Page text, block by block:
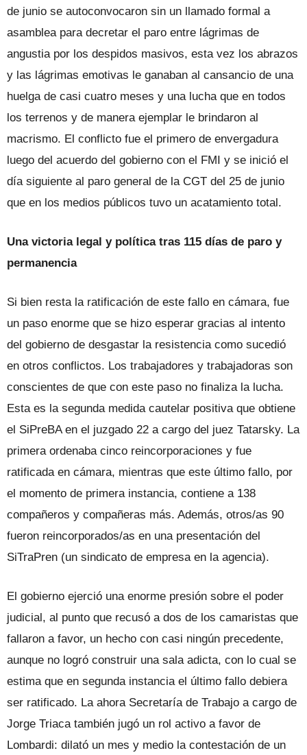
de junio se autoconvocaron sin un llamado formal a
asamblea para decretar el paro entre lágrimas de
angustia por los despidos masivos, esta vez los abrazos
y las lágrimas emotivas le ganaban al cansancio de una
huelga de casi cuatro meses y una lucha que en todos
los terrenos y de manera ejemplar le brindaron al
macrismo. El conflicto fue el primero de envergadura
luego del acuerdo del gobierno con el FMI y se inició el
día siguiente al paro general de la CGT del 25 de junio
que en los medios públicos tuvo un acatamiento total.
Una victoria legal y política tras 115 días de paro y
permanencia
Si bien resta la ratificación de este fallo en cámara, fue
un paso enorme que se hizo esperar gracias al intento
del gobierno de desgastar la resistencia como sucedió
en otros conflictos. Los trabajadores y trabajadoras son
conscientes de que con este paso no finaliza la lucha.
Esta es la segunda medida cautelar positiva que obtiene
el SiPreBA en el juzgado 22 a cargo del juez Tatarsky. La
primera ordenaba cinco reincorporaciones y fue
ratificada en cámara, mientras que este último fallo, por
el momento de primera instancia, contiene a 138
compañeros y compañeras más. Además, otros/as 90
fueron reincorporados/as en una presentación del
SiTraPren (un sindicato de empresa en la agencia).
El gobierno ejerció una enorme presión sobre el poder
judicial, al punto que recusó a dos de los camaristas que
fallaron a favor, un hecho con casi ningún precedente,
aunque no logró construir una sala adicta, con lo cual se
estima que en segunda instancia el último fallo debiera
ser ratificado. La ahora Secretaría de Trabajo a cargo de
Jorge Triaca también jugó un rol activo a favor de
Lombardi: dilató un mes y medio la contestación de un